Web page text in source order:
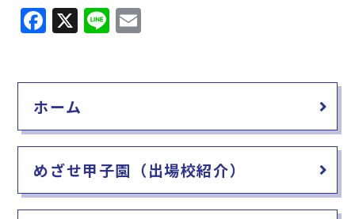
F
a
e
b
o
o
k
X Li
n
l
ホーム
めざせ甲子園（出場校紹介）